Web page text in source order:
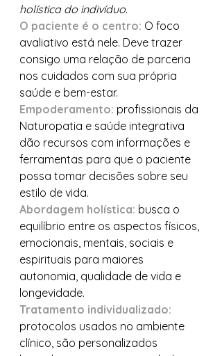
holística do indivíduo.
O paciente é o centro: O foco
avaliativo está nele. Deve trazer
consigo uma relação de parceria
nos cuidados com sua própria
saúde e bem-estar.
Empoderamento: profissionais da
Naturopatia e saúde integrativa
dão recursos com informações e
ferramentas para que o paciente
possa tomar decisões sobre seu
estilo de vida.
Abordagem holística: busca o
equilíbrio entre os aspectos físicos,
emocionais, mentais, sociais e
espirituais para maiores
autonomia, qualidade de vida e
longevidade.
Tratamento individualizado:
protocolos usados no ambiente
clínico, são personalizados